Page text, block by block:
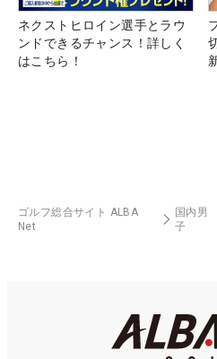
ネクストヒロイン選手とラウ
ンドできるチャンス！詳しく
はこちら！
ゴルフ総合サイト ALBA
Net
国内男
子